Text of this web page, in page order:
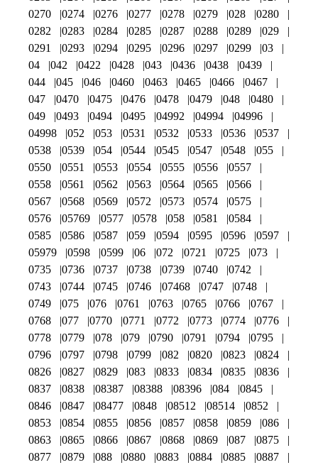
0270
0274 0276 0277 0278 0279 028
0280
0282
0283 0284 0285 0287 0288 0289
029
0291
0293 0294 0295 0296 0297 0299
03
04
042 0422 0428 043 0436 0438
0439
044
045 046 0460 0463 0465 0466
0467
047
0470 0475 0476 0478 0479 048
0480
049
0493 0494 0495 04992 04994
04996
04998
052 053 0531 0532 0533 0536
0537
0538
0539 054 0544 0545 0547 0548
055
0550
0551 0553 0554 0555 0556
0557
0558
0561 0562 0563 0564 0565
0566
0567
0568 0569 0572 0573 0574
0575
0576
05769 0577 0578 058 0581
0584
0585
0586 0587 059 0594 0595 0596
0597
05979
0598 0599 06 072 0721 0725
073
0735
0736 0737 0738 0739 0740
0742
0743
0744 0745 0746 07468 0747
0748
0749
075 076 0761 0763 0765 0766
0767
0768
077 0770 0771 0772 0773 0774
0776
0778
0779 078 079 0790 0791 0794
0795
0796
0797 0798 0799 082 0820 0823
0824
0826
0827 0829 083 0833 0834 0835
0836
0837
0838 08387 08388 08396 084
0845
0846
0847 08477 0848 08512 08514
0852
0853
0854 0855 0856 0857 0858 0859
086
0863
0865 0866 0867 0868 0869 087
0875
0877
0879 088 0880 0883 0884 0885
0887